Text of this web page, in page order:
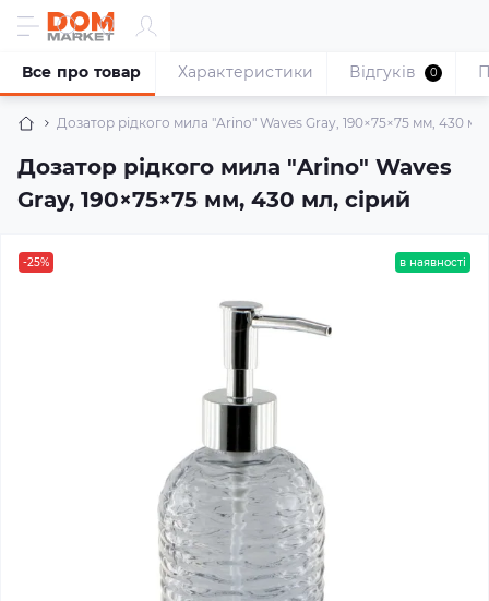
Дозатор рідкого мила "Arino" Waves Gray, 190×75×75 мм, 430
Дозатор рідкого мила "Arino" Waves
Gray, 190×75×75 мм, 430 мл, сірий
Все про товар Характеристики Відгуків 0
-25% в наявності